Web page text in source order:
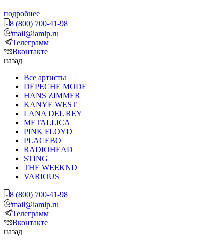
подробнее
8 (800) 700-41-98
mail@iamlp.ru
Телеграмм
Вконтакте
назад
Все артисты
DEPECHE MODE
HANS ZIMMER
KANYE WEST
LANA DEL REY
METALLICA
PINK FLOYD
PLACEBO
RADIOHEAD
STING
THE WEEKND
VARIOUS
8 (800) 700-41-98
mail@iamlp.ru
Телеграмм
Вконтакте
назад